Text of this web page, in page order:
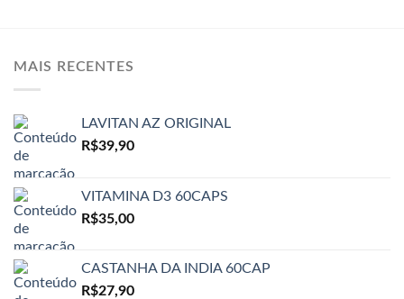
MAIS RECENTES
LAVITAN AZ ORIGINAL
R$39,90
VITAMINA D3 60CAPS
R$35,00
CASTANHA DA INDIA 60CAP
R$27,90